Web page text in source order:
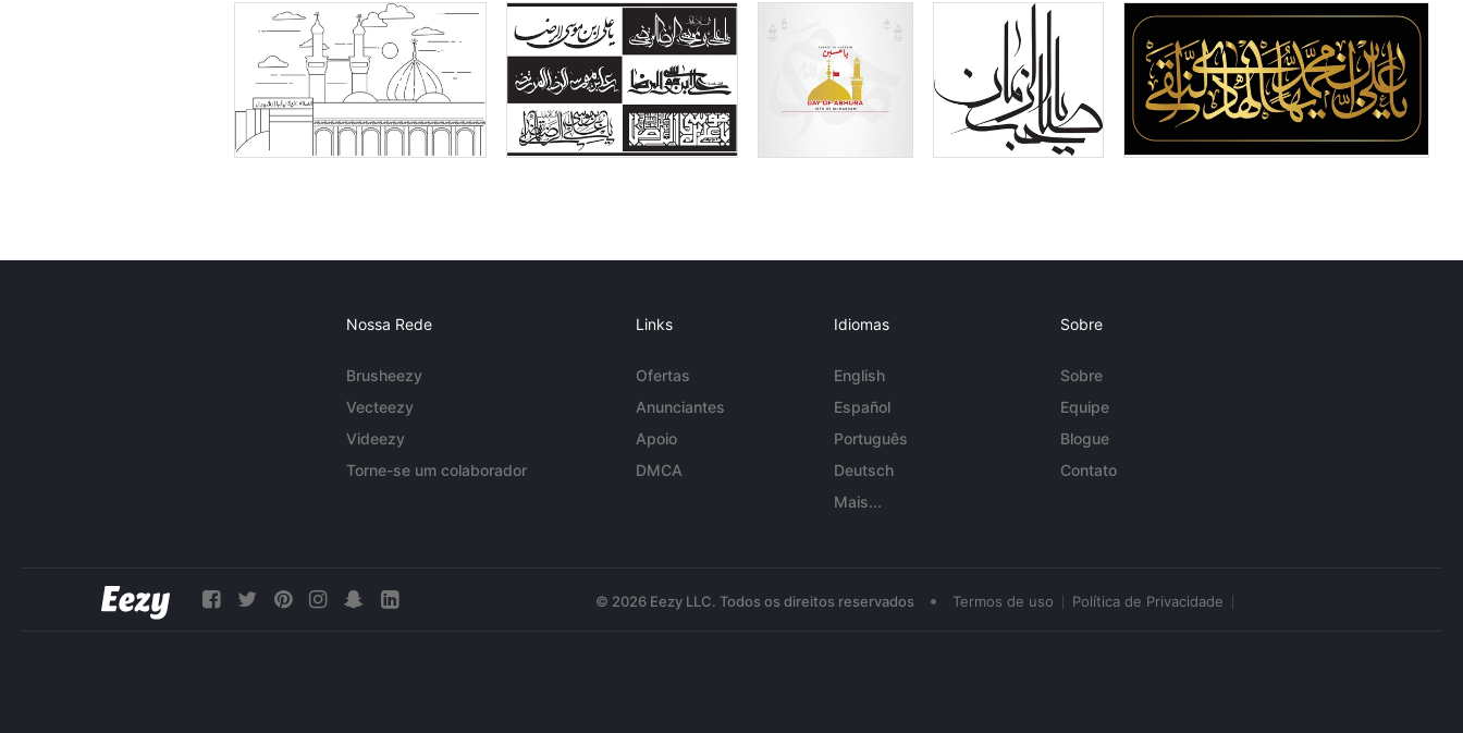
Nossa Rede
Brusheezy
Vecteezy
Videezy
Torne-se um colaborador
Links
Ofertas
Anunciantes
Apoio
DMCA
Idiomas
English
Español
Português
Deutsch
Mais...
Sobre
Sobre
Equipe
Blogue
Contato
© 2026 Eezy LLC. Todos os direitos reservados • Termos de uso Política de Privacidade